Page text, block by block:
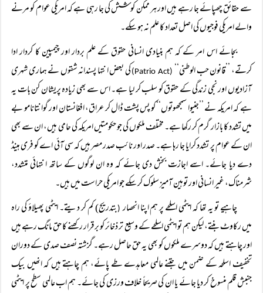
سے حقائق چھپائے جا رہے ہیں اور ہر ممکن کوشش کی جا رہی ہے کہ امریکی عوام کو مرنے
والے امریکی فوجیوں کی اصل تعداد کا علم نہ ہو سکے۔
بجائے اس امر کے کہ ہم بنیادی انسانی حقوق کے علم بردار اور چیمپین کا کردار ادا
کرتے، ’’قانون حب الوطنی‘‘
(Patrio Act)
کی بعض انتہا پسندانہ شقوں نے ہماری شہری
آزادیوں اور نجی زندگی کے حقوق کو سلب کر لیا ہے۔ اس سے بھی زیادہ پریشان کن بات یہ
ہے کہ امریکہ نے ’’جنیوا سمجھوتوں‘‘ کو پس پشت ڈال کر عراق، افغانستان اور گوانتانامو بے
میں تشدد کا بازار گرم کر رکھا ہے۔ مختلف ملکوں کی جو حکومتیں امریکہ کی حامی ہیں، ان سے بھی
ان کے عوام پر تشدد کرایا جا رہا ہے۔ صدر اور نائب صدر مصر ہیں کہ سی آئی اے کو فری ہینڈ
دے دیا جائے۔ اسے اجازت بخش دی جائے کہ وہ ان لوگوں کے ساتھ انتہائی متشدد،
شرمناک، غیر انسانی اور توہین آمیز سلوک کر سکے جو امریکی حراست میں ہیں۔
چاہیے تو یہ تھا کہ ایٹمی اسلحے پر ہم اپنا انحصار(بتدریج) کم کر دیتے۔ ایٹمی پھیلاؤ کی راہ
میں رکاوٹ بنتے، لیکن ہم تو ایٹمی اسلحے کے وسیع تر ذخائر کو برقرار رکھنے کا حق مانگ رہے ہیں
اور چاہتے ہیں کہ دوسرے ملکوں کو بھی یہ حق حاصل رہے۔ گزشتہ نصف صدی کے دوران
تخفیف اسلحہ کے ضمن میں جتنے عالمی معاہدے طے پائے، ہم چاہتے ہیں کہ انھیں بیک
جنبش قلم منسوخ کر دیا جائے یا ان کی صریحاً خلاف ورزی کی جائے۔ ہم اب عالمی سطح پر ایٹمی